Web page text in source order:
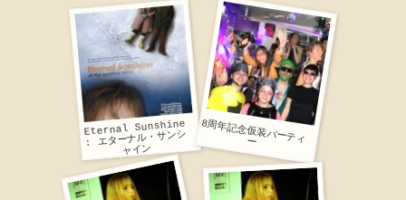
Eternal Sunshine
: エターナル・サンシ
ャイン
8周年記念仮装パーティ
ー